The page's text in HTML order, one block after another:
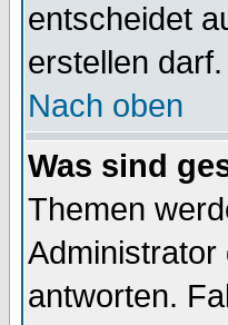
entscheidet
erstellen darf.
Nach oben
Was sind
Themen
antworten.